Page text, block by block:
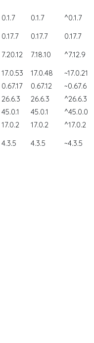
0.1.7 0.1.7 ^0.1.7
0.17.7 0.17.7 0.17.7
7.20.12 7.18.10 ^7.12.9
17.0.53 17.0.48 ~17.0.21
0.67.17 0.67.12 ~0.67.6
26.6.3 26.6.3 ^26.6.3
45.0.1 45.0.1 ^45.0.0
17.0.2 17.0.2 ^17.0.2
4.3.5 4.3.5 ~4.3.5